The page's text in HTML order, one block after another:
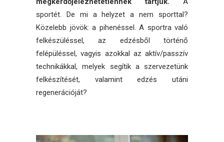
sportét. De mi a helyzet a nem sporttal?
Közelebb jövök: a pihenéssel. A sportra való
felkészüléssel, az edzésből történő
felépüléssel, vagyis azokkal az aktív/passzív
technikákkal, melyek segítik a szervezetünk
felkészítését, valamint edzés utáni
regenerációját?